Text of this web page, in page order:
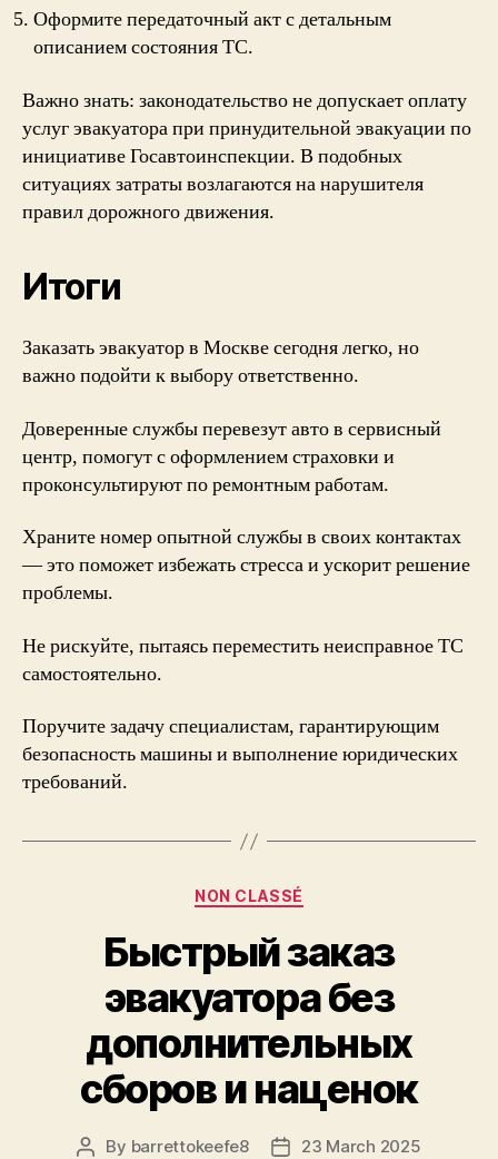
Оформите передаточный акт с детальным
описанием состояния ТС.
Важно знать: законодательство не допускает оплату
услуг эвакуатора при принудительной эвакуации по
инициативе Госавтоинспекции. В подобных
ситуациях затраты возлагаются на нарушителя
правил дорожного движения.
Итоги
Заказать эвакуаторв Москве сегодня легко, но
важно подойти к выбору ответственно.
Доверенные службы перевезут авто в сервисный
центр, помогут с оформлением страховки и
проконсультируют по ремонтным работам.
Храните номер опытной службы в своих контактах
— это поможет избежать стресса и ускорит решение
проблемы.
Не рискуйте, пытаясь переместить неисправное ТС
самостоятельно.
Поручите задачу специалистам, гарантирующим
безопасность машины и выполнение юридических
требований.
Categories
NON CLASSÉ
Быстрый заказ
эвакуатора без
дополнительных
сборов и наценок
Post
By barrettokeefe8
Post23 March 2025